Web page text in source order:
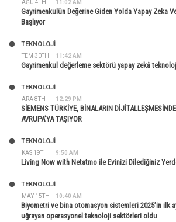
AĞU 4TH 11:02 AM
Gayrimenkulün Değerine Giden Yolda Yapay Zeka
Başlıyor
TEM 30TH 11:42 AM
TEKNOLOJİ
Gayrimenkul değerleme sektörü yapay zekâ
ARA 8TH 12:29 PM
TEKNOLOJİ
SİEMENS TÜRKİYE, BİNALARIN
AVRUPA’YA TAŞIYOR
KAS 19TH 9:50 AM
TEKNOLOJİ
Living Now with Netatmo ile Evinizi Dilediğiniz
MAY 15TH 10:40 AM
TEKNOLOJİ
Biyometri ve bina otomasyon sistemleri 2025’in ilk
uğrayan operasyonel teknoloji sektörleri oldu